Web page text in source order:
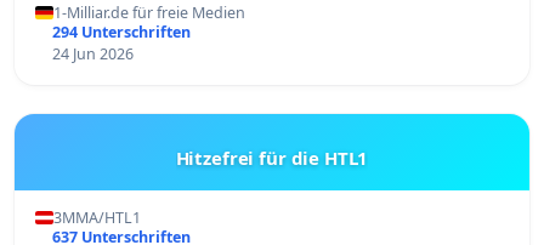
1-Milliar.de für freie Medien
294 Unterschriften
24 Jun 2026
Hitzefrei für die HTL1
3MMA/HTL1
637 Unterschriften